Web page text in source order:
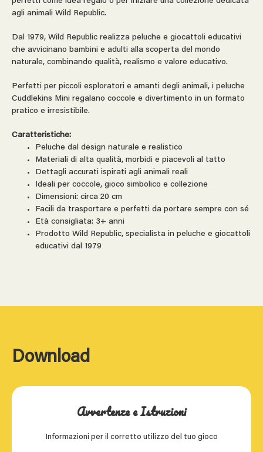
agli animali Wild Republic.
Dal 1979, Wild Republic realizza peluche e giocattoli educativi
che avvicinano bambini e adulti alla scoperta del mondo
naturale, combinando qualità, realismo e valore educativo.
Perfetti per piccoli esploratori e amanti degli animali, i peluche
Cuddlekins Mini regalano coccole e divertimento in un formato
pratico e irresistibile.
Caratteristiche:
Peluche dal design naturale e realistico
Materiali di alta qualità, morbidi e piacevoli al tatto
Dettagli accurati ispirati agli animali reali
Ideali per coccole, gioco simbolico e collezione
Dimensioni: circa 20 cm
Facili da trasportare e perfetti da portare sempre con sé
Età consigliata: 3+ anni
Prodotto Wild Republic, specialista in peluche e giocattoli
educativi dal 1979
Download
Avvertenze e Istruzioni
Informazioni per il corretto utilizzo del tuo gioco